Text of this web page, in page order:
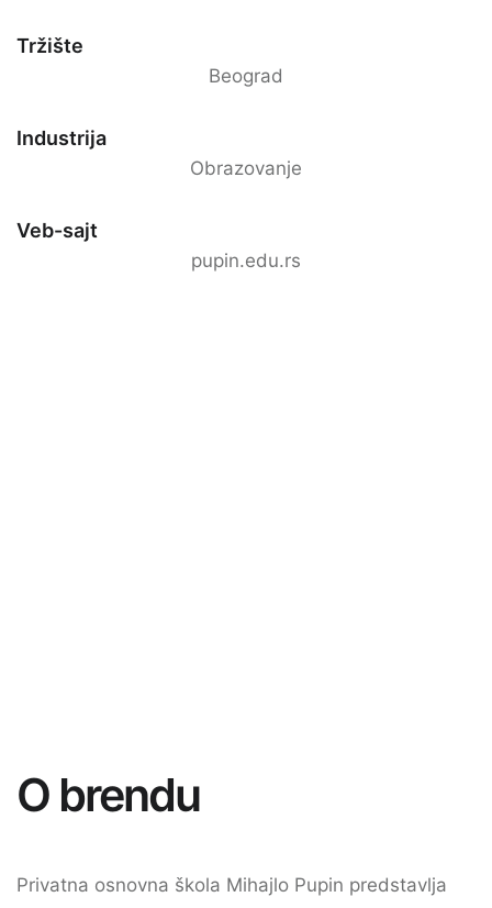
Tržište
Beograd
Industrija
Obrazovanje
Veb-sajt
pupin.edu.rs
O brendu
Privatna osnovna škola Mihajlo Pupin predstavlja